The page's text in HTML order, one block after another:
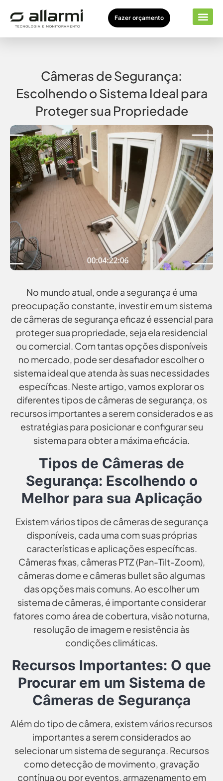
Fazer orçamento
Câmeras de Segurança:
Escolhendo o Sistema Ideal para
Proteger sua Propriedade
No mundo atual, onde a segurança é uma
preocupação constante, investir em um sistema
de câmeras de segurança eficaz é essencial para
proteger sua propriedade, seja ela residencial
ou comercial. Com tantas opções disponíveis
no mercado, pode ser desafiador escolher o
sistema ideal que atenda às suas necessidades
específicas. Neste artigo, vamos explorar os
diferentes tipos de câmeras de segurança, os
recursos importantes a serem considerados e as
estratégias para posicionar e configurar seu
sistema para obter a máxima eficácia.
Tipos de Câmeras de
Segurança: Escolhendo o
Melhor para sua Aplicação
Existem vários tipos de câmeras de segurança
disponíveis, cada uma com suas próprias
características e aplicações específicas.
Câmeras fixas, câmeras PTZ (Pan-Tilt-Zoom),
câmeras dome e câmeras bullet são algumas
das opções mais comuns. Ao escolher um
sistema de câmeras, é importante considerar
fatores como área de cobertura, visão noturna,
resolução de imagem e resistência às
condições climáticas.
Recursos Importantes: O que
Procurar em um Sistema de
Câmeras de Segurança
Além do tipo de câmera, existem vários recursos
importantes a serem considerados ao
selecionar um sistema de segurança. Recursos
como detecção de movimento, gravação
contínua ou por eventos, armazenamento em